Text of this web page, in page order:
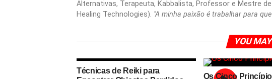
Alternativas, Terapeuta, Kabbalista, Professor e Mestre
Healing Technologies). "A minha paixão é trabalhar para
YOU
Técnicas de Reiki para
Os Cinco